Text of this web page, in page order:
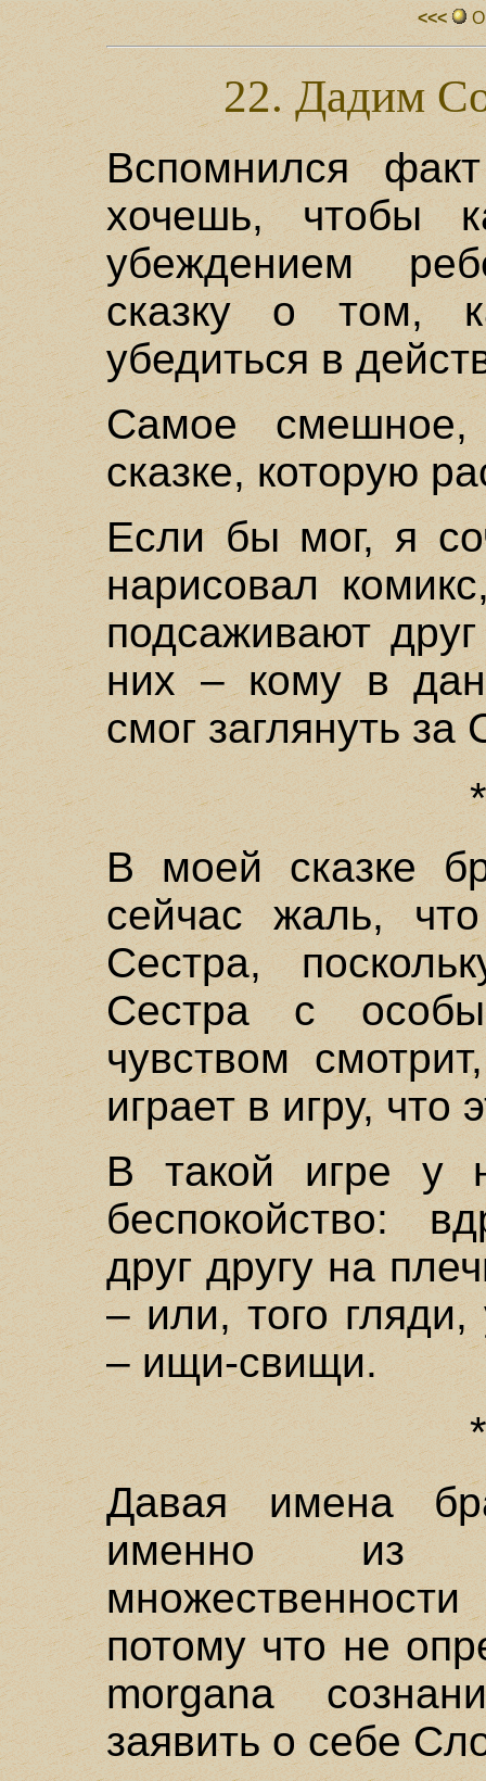
<<<
22. Дадим
Вспомнился
хочешь, чтобы
убеждением
сказку о том,
убедиться в
Самое
сказке, которую
Если бы мог, я
нарисовал
подсаживают
них – кому в
смог заглянуть за
В моей сказке
сейчас жаль,
Сестра,
Сестра с
чувством
играет в игру, что
В такой игре у
беспокойство:
друг другу на
– или, того гляди,
– ищи-свищи.
Давая имена
именно из
потому что не
morgana
заявить о себе